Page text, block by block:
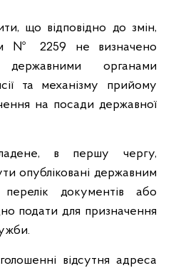
що відповідно до змін,
№ 2259 не визначено
державними органами
та механізму прийому
на посади державної
в першу чергу,
опубліковані державним
документів або
подати для призначення
відсутня адреса